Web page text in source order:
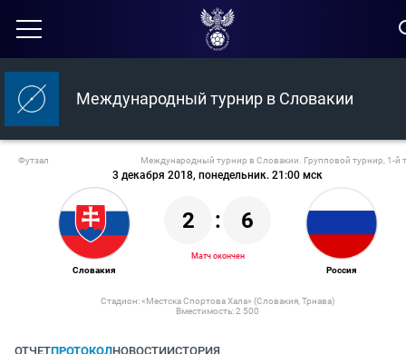
Международный турнир в Словакии
Футзал
3 декабря 2018, понедельник. 21:00 мск
Международный турнир в Словакии. Групповой турнир, 1-й
Словакия
2 : 6
Матч окончен
Россия
Стадион: «Местска Спортова Хала» (Словакия, Трнава)
Вместимость: 2 500
ОТЧЕТПРОТОКОЛНОВОСТИИСТОРИЯ